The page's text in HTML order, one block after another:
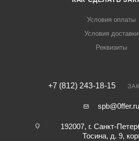
Условия оплаты
Условия доставки
Реквизиты
+7 (812) 243-18-15
spb@0ffer.ru
192007, г. Санкт-
Тосина, д. 9,